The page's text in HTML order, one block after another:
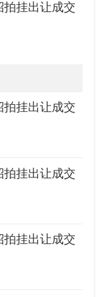
挂出让成交
挂出让成交
挂出让成交
挂出让成交